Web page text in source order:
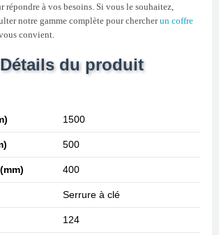
répondre à vos besoins. Si vous le souhaitez,
notre gamme complète pour chercherun coffre
convient.
du produit
1500
500
400
Serrure à clé
124